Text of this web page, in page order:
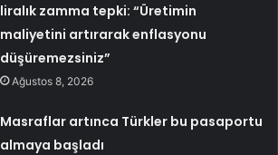
liralık zamma tepki: “Üretimin
maliyetini artırarak enflasyonu
düşüremezsiniz”
Ağustos 8, 2026
Masraflar artınca Türkler bu pasaportu
almaya başladı